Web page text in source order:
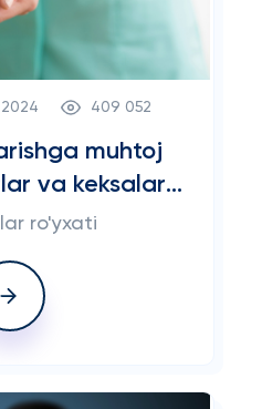
2024 409 052
muhtoj
va keksalarni
bo‘yicha
malakali
haqida
ro'yxati